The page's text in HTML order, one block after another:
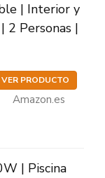
| Interior y
2 Personas |
VER PRODUCTO
Amazon.es
| Piscina